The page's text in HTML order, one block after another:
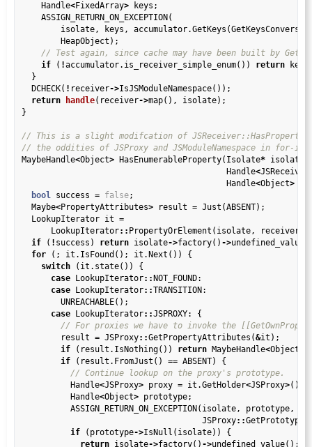
    Handle
<FixedArray> keys;
    ASSIGN_RETURN_ON_EXCEPTION(
isolate, keys,
        HeapObject);
if ( !accumulator.is_receiver_simple_enum()) return
  }
  DCHECK(
! receiver->IsJSModuleNamespace());
return
handle(receiver->map(), isolate);
}
MaybeHandle<Object> HasEnumerableProperty(Isolate* isolate,
                                          Handle
<JSReceiver
                                          Handle
<Object>
bool success = false;
  Maybe
<PropertyAttributes> result = Just(ABSENT);
  LookupIterator it
=
      LookupIterator
:: PropertyOrElement(isolate, receiver,
if ( ! success) return isolate->factory() ->
for (; it.IsFound(); it.Next()) {
switch (it.state()) {
case LookupIterator:: NOT_FOUND:
case LookupIterator::TRANSITION:
        UNREACHABLE();
case LookupIterator::JSPROXY: {
        result
= JSProxy::GetPropertyAttributes(&it);
if (result.IsNothing()) return MaybeHandle<Object
if (result.FromJust() == ABSENT) {
          Handle
<JSProxy> proxy = it.GetHolder<JSProxy>();
          Handle
<Object> prototype;
          ASSIGN_RETURN_ON_EXCEPTION(isolate, prototype,
                                     JSProxy
::
if (prototype->IsNull(isolate)) {
return isolate->factory() ->undefined_value();